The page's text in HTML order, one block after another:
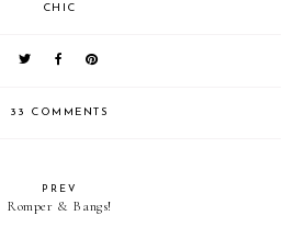
CHIC
33 COMMENTS
PREV
Romper & Bangs!